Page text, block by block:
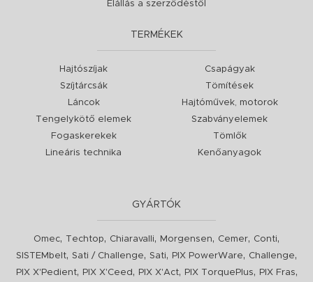
Elállás a szerződéstől
TERMÉKEK
Hajtószíjak
Szíjtárcsák
Láncok
Tengelykötő elemek
Fogaskerekek
Lineáris technika
Csapágyak
Tömítések
Hajtóművek, motorok
Szabványelemek
Tömlők
Kenőanyagok
GYÁRTÓK
Omec, Techtop, Chiaravalli, Morgensen, Cemer, Conti,
SISTEMbelt, Sati / Challenge, Sati, PIX PowerWare, Challenge,
PIX X'Pedient, PIX X'Ceed , PIX X'Act, PIX TorquePlus, PIX Fras,